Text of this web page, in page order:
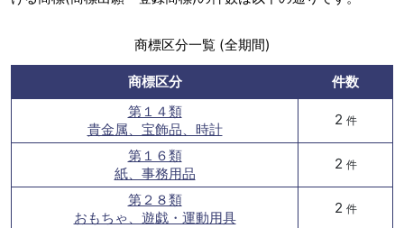
商標区分一覧 (全期間)
商標区分
件数
第１４類
貴金属、宝飾品、時計
2 件
第１６類
紙、事務用品
2 件
第２８類
おもちゃ、遊戯・運動用具
2 件